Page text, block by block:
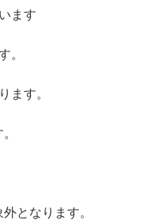
ます
。
ます。
となります。